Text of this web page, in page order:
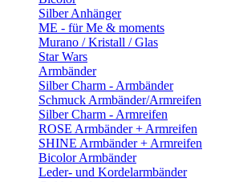
Silber Anhänger
ME - für Me & moments
Murano / Kristall / Glas
Star Wars
Armbänder
Silber Charm - Armbänder
Schmuck Armbänder/Armreifen
Silber Charm - Armreifen
ROSE Armbänder + Armreifen
SHINE Armbänder + Armreifen
Bicolor Armbänder
Leder- und Kordelarmbänder